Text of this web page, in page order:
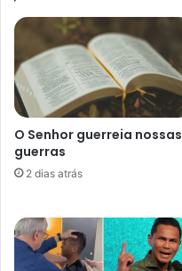
O Senhor guerreia nossas
guerras
2 dias atrás